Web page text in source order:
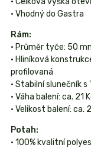
• Vhodný do Gastra
Rám:
• Průměr tyče: 50
• Hliníková
profilovaná
• Stabilní slunečník s
• Váha balení: ca. 21
• Velikost balení:
Potah:
• 100% kvalitní